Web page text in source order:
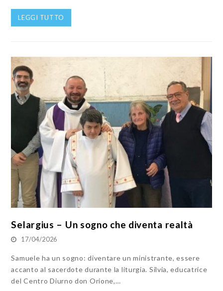
LEGGI TUTTO
Selargius – Un sogno che diventa realtà
17/04/2026
Samuele ha un sogno: diventare un ministrante, essere
accanto al sacerdote durante la liturgia. Silvia, educatrice
del Centro Diurno don Orione,…